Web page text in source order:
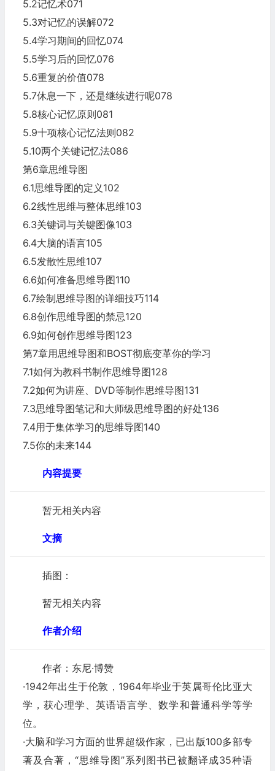
5.2记忆术071
5.3对记忆的误解072
5.4学习期间的回忆074
5.5学习后的回忆076
5.6重复的价值078
5.7休息一下，还是继续进行呢078
5.8核心记忆原则081
5.9十项核心记忆法则082
5.10两个关键记忆法086
第6章思维导图
6.1思维导图的定义102
6.2线性思维与整体思维103
6.3关键词与关键图像103
6.4大脑的语言105
6.5发散性思维107
6.6如何准备思维导图110
6.7绘制思维导图的详细技巧114
6.8创作思维导图的禁忌120
6.9如何创作思维导图123
第7章用思维导图和BOST彻底变革你的学习
7.1如何为教科书制作思维导图128
7.2如何为讲座、DVD等制作思维导图131
7.3思维导图笔记和大师级思维导图的好处136
7.4用于集体学习的思维导图140
7.5你的未来144
内容提要
暂无相关内容
文摘
插图：
暂无相关内容
作者介绍
作者：东尼·博赞
·1942年出生于伦敦，1964年毕业于英属哥伦比亚大
学，获心理学、英语语言学、数学和普通科学等学
位。
·大脑和学习方面的世界超级作家，已出版100多部专
著及合著，“思维导图”系列图书已被翻译成35种语